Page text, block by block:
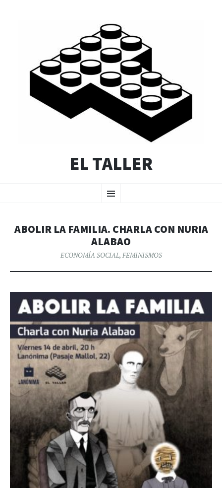
EL TALLER
Menú
AL
ABOLIR LA FAMILIA. CHARLA CON NURIA
ALABAO
ECONOMÍA SOCIAL, FEMINISMOS